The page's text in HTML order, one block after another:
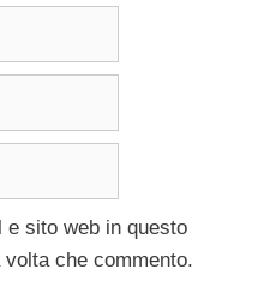
e sito web in questo
che commento.